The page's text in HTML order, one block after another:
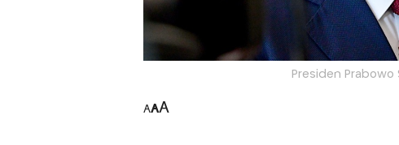
Presiden
AAA